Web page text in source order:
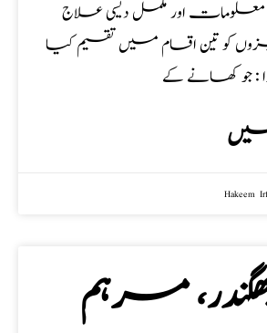
معلومات اور مکمل دیسی علاج
کو تین اقسام میں تقسیم کیا
جو کھانے کے
Hakeem
بھگندر، مرہم